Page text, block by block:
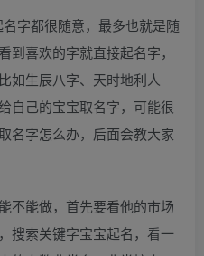
字都很随意，最多也就是随
到喜欢的字就直接起名字，
如生辰八字、天时地利人
自己的宝宝取名字，可能很
名字怎么办，后面会教大家
不能做，首先要看他的市场
搜索关键字宝宝起名，看一